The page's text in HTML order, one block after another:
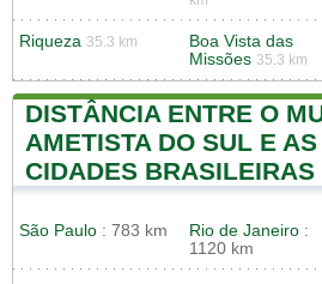
Riqueza 35.3 km
Boa Vista das
Missões 35.3 km
DISTÂNCIA ENTRE O
AMETISTA DO SUL E
CIDADES BRASILEIRAS
São Paulo : 783 km Rio de Janeiro :
1120 km